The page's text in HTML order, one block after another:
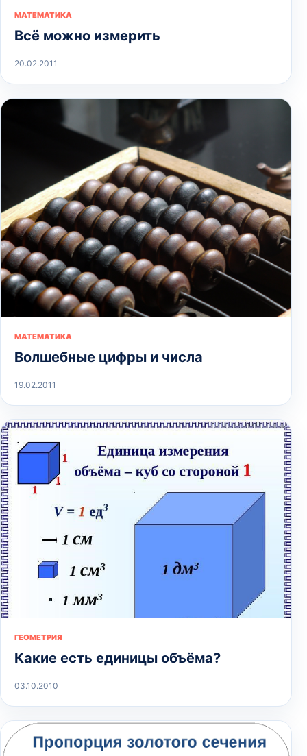
МАТЕМАТИКА
Всё можно измерить
20.02.2011
МАТЕМАТИКА
Волшебные цифры и числа
19.02.2011
ГЕОМЕТРИЯ
Какие есть единицы объёма?
03.10.2010